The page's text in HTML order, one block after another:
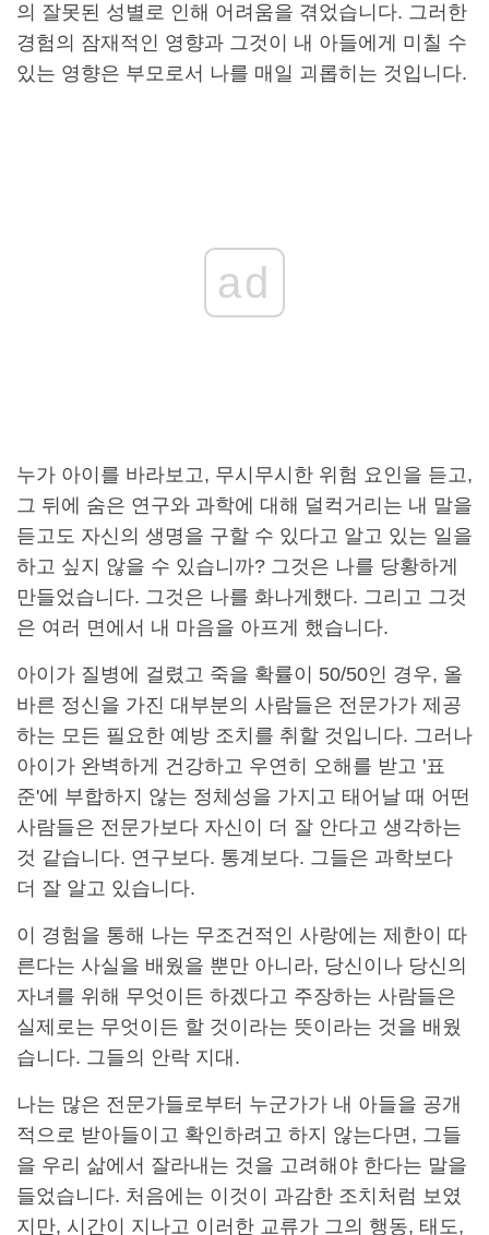
의 잘못된 성별로 인해 어려움을 겪었습니다. 그러한
경험의 잠재적인 영향과 그것이 내 아들에게 미칠 수
있는 영향은 부모로서 나를 매일 괴롭히는 것입니다.
ad
누가 아이를 바라보고, 무시무시한 위험 요인을 듣고,
그 뒤에 숨은 연구와 과학에 대해 덜컥거리는 내 말을
듣고도 자신의 생명을 구할 수 있다고 알고 있는 일을
하고 싶지 않을 수 있습니까? 그것은 나를 당황하게
만들었습니다. 그것은 나를 화나게했다. 그리고 그것
은 여러 면에서 내 마음을 아프게 했습니다.
아이가 질병에 걸렸고 죽을 확률이 50/50인 경우, 올
바른 정신을 가진 대부분의 사람들은 전문가가 제공
하는 모든 필요한 예방 조치를 취할 것입니다. 그러나
아이가 완벽하게 건강하고 우연히 오해를 받고 '표
준'에 부합하지 않는 정체성을 가지고 태어날 때 어떤
사람들은 전문가보다 자신이 더 잘 안다고 생각하는
것 같습니다. 연구보다. 통계보다. 그들은 과학보다
더 잘 알고 있습니다.
이 경험을 통해 나는 무조건적인 사랑에는 제한이 따
른다는 사실을 배웠을 뿐만 아니라, 당신이나 당신의
자녀를 위해 무엇이든 하겠다고 주장하는 사람들은
실제로는 무엇이든 할 것이라는 뜻이라는 것을 배웠
습니다. 그들의 안락 지대.
나는 많은 전문가들로부터 누군가가 내 아들을 공개
적으로 받아들이고 확인하려고 하지 않는다면, 그들
을 우리 삶에서 잘라내는 것을 고려해야 한다는 말을
들었습니다. 처음에는 이것이 과감한 조치처럼 보였
지만, 시간이 지나고 이러한 교류가 그의 행동, 태도,